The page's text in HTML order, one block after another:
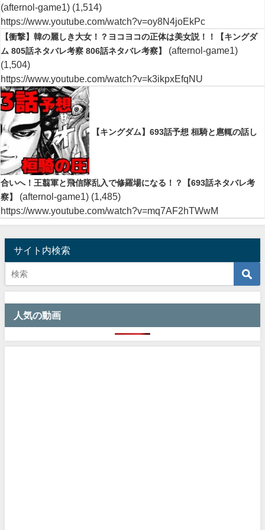
(afternol-game1) (1,514)
https://www.youtube.com/watch?v=oy8N4joEkPc
【衝撃】韓の麗しき大女！？ヨコヨコの正体は美女説！！【キングダ
ム 805話ネタバレ考察 806話ネタバレ考察】
(afternol-game1)
(1,504)
https://www.youtube.com/watch?v=k3ikpxEfqNU
【キングダム】693話予想 桓騎と扈輒の話し
合いへ！王翦軍と飛信隊乱入で修羅場になる！？【693話ネタバレ考
察】
(afternol-game1) (1,485)
https://www.youtube.com/watch?v=mq7AF2hTWwM
サイト内検索
人気の動画